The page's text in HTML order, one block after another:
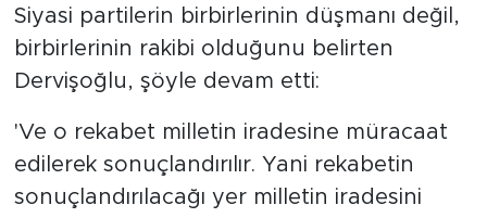
Siyasi partilerin birbirlerinin düşmanı değil,
birbirlerinin rakibi olduğunu belirten
Dervişoğlu, şöyle devam etti:
'Ve o rekabet milletin iradesine müracaat
edilerek sonuçlandırılır. Yani rekabetin
sonuçlandırılacağı yer milletin iradesini